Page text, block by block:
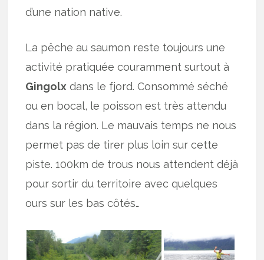
d’une nation native.
La pêche au saumon reste toujours une
activité pratiquée couramment surtout à
Gingolx dans le fjord. Consommé séché
ou en bocal, le poisson est très attendu
dans la région. Le mauvais temps ne nous
permet pas de tirer plus loin sur cette
piste. 100km de trous nous attendent déjà
pour sortir du territoire avec quelques
ours sur les bas côtés…